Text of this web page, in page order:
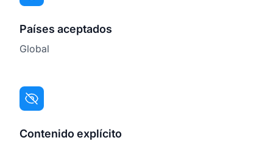
Países aceptados
Global
Contenido explícito